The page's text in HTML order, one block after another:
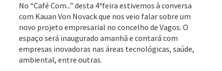
No “Café Com...” desta 4ªfeira estivemos à conversa
com Kauan Von Novack que nos veio falar sobre um
novo projeto empresarial no concelho de Vagos. O
espaço será inaugurado amanhã e contará com
empresas inovadoras nas áreas tecnológicas, saúde,
ambiental, entre outras.